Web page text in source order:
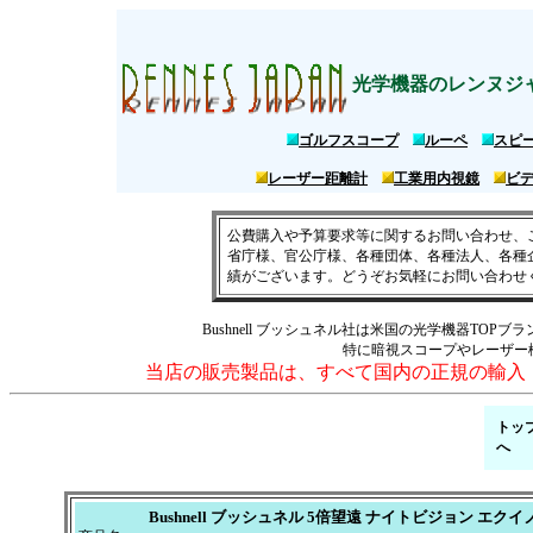
光学機器のレンヌジ
ゴルフスコープ ルーペ スピ
レーザー距離計 工業用内視鏡 ビ
公費購入や予算要求等に関するお問い合わせ
省庁様、官公庁様、各種団体、各種法人、各
績がございます。どうぞお気軽にお問い合わせ
Bushnell ブッシュネル社は米国の光学機器TOPブ
特に暗視スコープやレーザ
当店の販売製品は、すべて国内の正規の輸
トッ
へ
Bushnell ブッシュネル 5倍望遠 ナイトビジョン エク